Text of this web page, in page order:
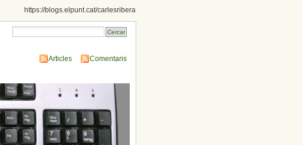
https://blogs.elpunt.cat/carlesribera
Articles Comentaris